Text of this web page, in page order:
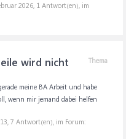
2026, 1 Antwort(en), im
Thema
wird nicht
meine BA Arbeit und habe
wenn mir jemand dabei helfen
, 7 Antwort(en), im Forum: